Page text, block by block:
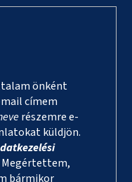
önként
címem
részemre e-
küldjön.
bármikor